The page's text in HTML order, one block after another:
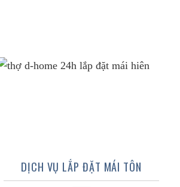
DỊCH VỤ LẮP ĐẶT MÁI TÔN